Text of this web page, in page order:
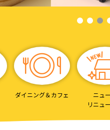
ダイニング＆カフェ
ニュ
リニュ